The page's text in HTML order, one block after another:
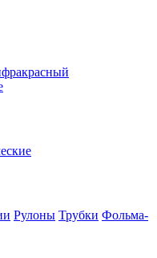
Рулоны Трубки Фольма-